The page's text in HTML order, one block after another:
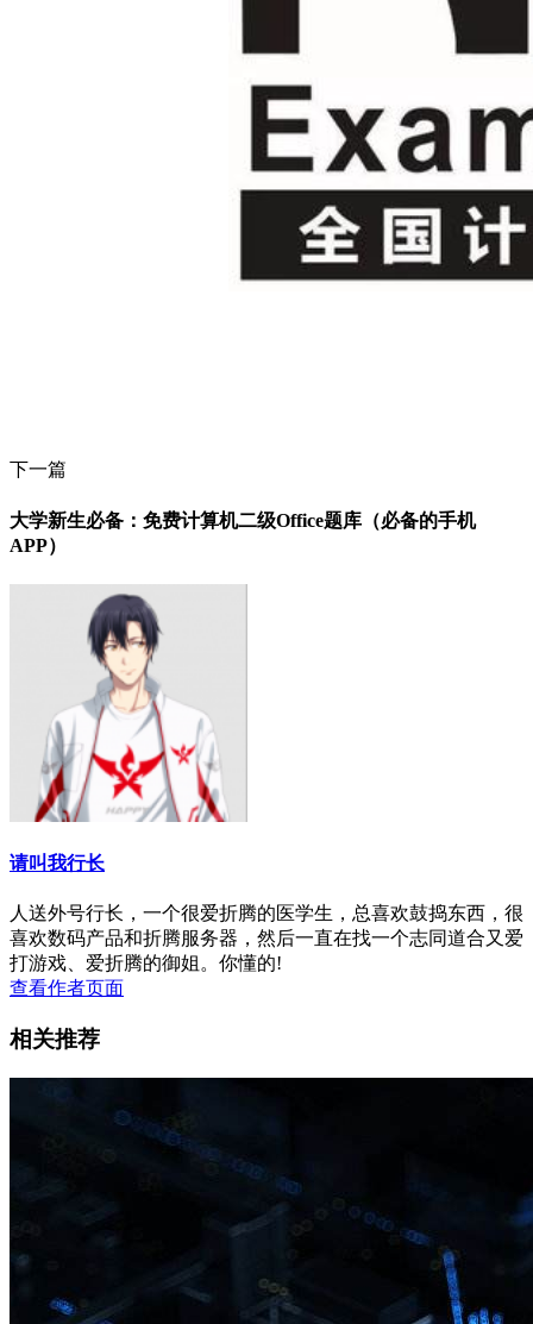
下一篇
大学新生必备：免费计算机二级Office题库（必备的手机
APP）
请叫我行长
人送外号行长，一个很爱折腾的医学生，总喜欢鼓捣东西，很
喜欢数码产品和折腾服务器，然后一直在找一个志同道合又爱
打游戏、爱折腾的御姐。你懂的!
查看作者页面
相关推荐